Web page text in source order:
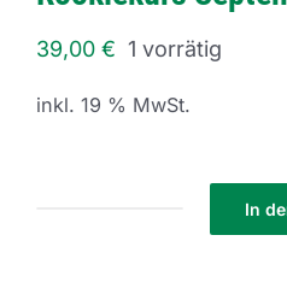
39,00 € 1 vorrätig
inkl. 19 % MwSt.
In